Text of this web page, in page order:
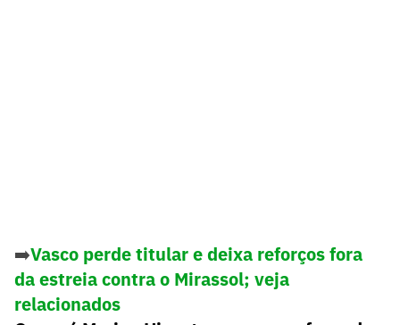
➡️Vasco perde titular e deixa reforços fora
da estreia contra o Mirassol; veja
relacionados